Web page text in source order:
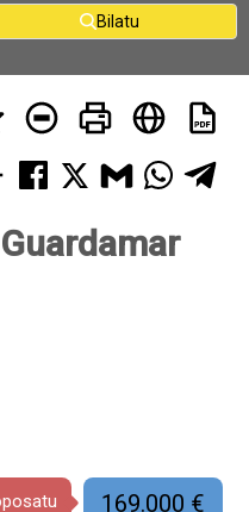
Bilatu
169.000 €